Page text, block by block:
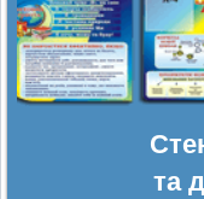
та